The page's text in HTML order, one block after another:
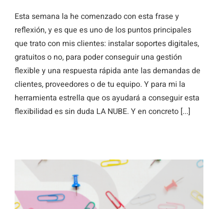
Esta semana la he comenzado con esta frase y
reflexión, y es que es uno de los puntos principales
que trato con mis clientes: instalar soportes digitales,
gratuitos o no, para poder conseguir una gestión
flexible y una respuesta rápida ante las demandas de
clientes, proveedores o de tu equipo. Y para mi la
herramienta estrella que os ayudará a conseguir esta
flexibilidad es sin duda LA NUBE. Y en concreto [...]